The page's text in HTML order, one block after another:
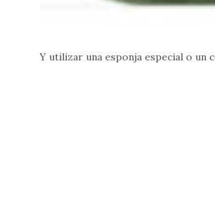
Y utilizar una esponja especial o un